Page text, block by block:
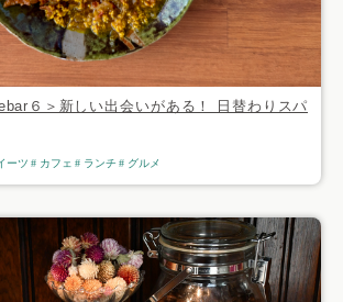
６＞新しい出会いがある！ 日替わりスパ
ーツ カフェ ランチ グルメ